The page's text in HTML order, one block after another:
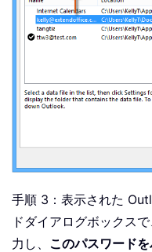
手順 3：表示された
ドダイアログボックス
力し、 このパスワード